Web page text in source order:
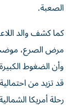
الصعبة.
كما كشف والد
مرض الصرع،
وأن الضغوط
قد تزيد من
رحلة أمريكا